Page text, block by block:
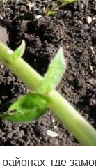
где